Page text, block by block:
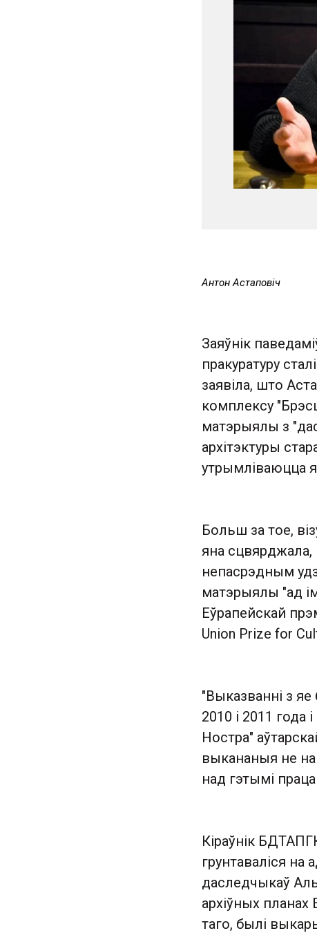
Антон Астаповіч
Заяўнік
пракуратуру
заявіла, што
комплексу
матэрыялы з
архітэктуры
утрымліваюцца
Больш за тое,
яна сцвярджала,
непасрэдным
матэрыялы "ад
Еўрапейскай
Union Prize for
"Выказванні з
2010 і 2011 года
Ностра"
выкананыя не на
над гэтымі
Кіраўнік
грунтаваліся на
даследчыкаў
архіўных планах
таго, былі